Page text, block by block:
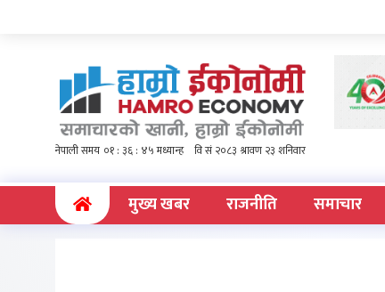
(current)मुख्य खबर राजनीति समाचार